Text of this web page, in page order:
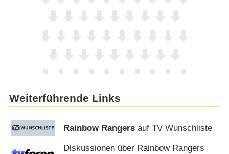
Weiterführende Links
Rainbow Rangers auf TV Wunschliste
Diskussionen über Rainbow Rangers